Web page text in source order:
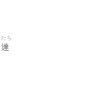
達
たち